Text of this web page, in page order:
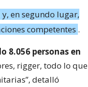
en segundo lugar,
competentes .
8.056 personas en
rigger, todo lo que
detalló